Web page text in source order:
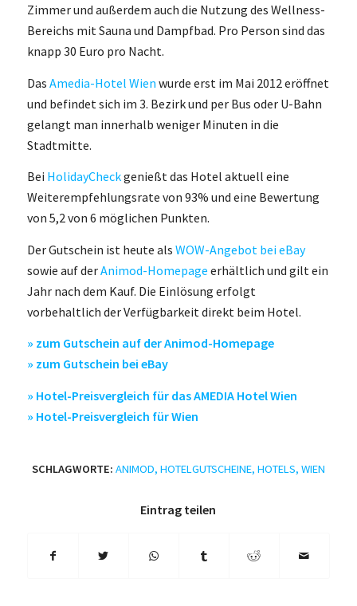
Zimmer und außerdem auch die Nutzung des Wellness-
Bereichs mit Sauna und Dampfbad. Pro Person sind das
knapp 30 Euro pro Nacht.
Das Amedia-Hotel Wien wurde erst im Mai 2012 eröffnet
und befindet sich im 3. Bezirk und per Bus oder U-Bahn
gelangt man innerhalb weniger Minuten in die
Stadtmitte.
Bei HolidayCheckgenießt das Hotel aktuell eine
Weiterempfehlungsrate von 93% und eine Bewertung
von 5,2 von 6 möglichen Punkten.
Der Gutschein ist heute als WOW-Angebot bei eBay
sowie auf derAnimod-Homepage erhältlich und gilt ein
Jahr nach dem Kauf. Die Einlösung erfolgt
vorbehaltlich der Verfügbarkeit direkt beim Hotel.
» zum Gutschein auf der Animod-Homepage
» zum Gutschein bei eBay
» Hotel-Preisvergleich für das AMEDIA Hotel Wien
» Hotel-Preisvergleich für Wien
SCHLAGWORTE: ANIMOD, HOTELGUTSCHEINE, HOTELS, WIEN
Eintrag teilen